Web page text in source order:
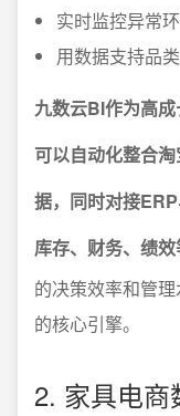
实时监控异常
用数据支持品
九数云BI作为高
可以自动化整合
据，同时对接
库存、财务、绩效
的决策效率和管
的核心引擎。
2. 家具电商